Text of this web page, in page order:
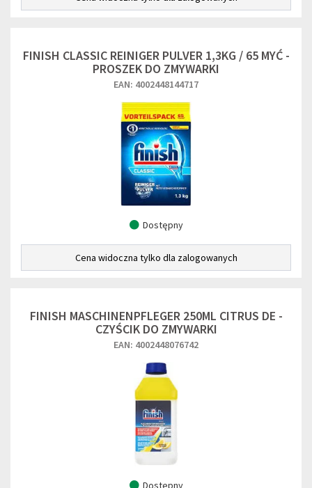
FINISH CLASSIC REINIGER PULVER 1,3KG / 65 MYĆ -
PROSZEK DO ZMYWARKI
EAN: 4002448144717
Dostępny
Cena widoczna tylko dla zalogowanych
FINISH MASCHINENPFLEGER 250ML CITRUS DE -
CZYŚCIK DO ZMYWARKI
EAN: 4002448076742
Dostępny